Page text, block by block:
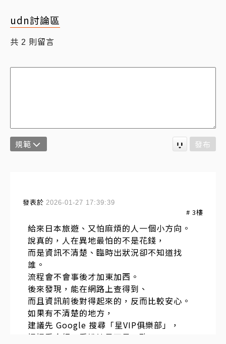
udn討論區
共 2 則留言
規範 發布
發表於 2026-01-27 17:39:39
# 3樓
給來日本旅遊、又怕麻煩的人一個小方向。
說真的，人在異地最怕的不是花錢，
而是資訊不清楚、臨時出狀況卻不知道找
誰。
流程會不會事後才加東加西。
後來發現，能在網路上查得到、
而且資訊前後對得起來的，反而比較安心。
如果有不清楚的地方，
建議先 Google 搜尋「星VIP俱樂部」，
慢慢看介紹、看說法是不是一致，